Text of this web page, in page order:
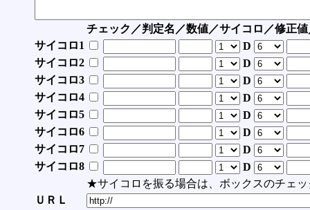
チェック／判定名／数値／サイコロ／修正
サイコロ1
D
サイコロ2
D
サイコロ3
D
サイコロ4
D
サイコロ5
D
サイコロ6
D
サイコロ7
D
サイコロ8
D
★サイコロを振る場合は、ボックスのチェッ
ＵＲＬ